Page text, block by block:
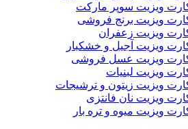
ویزیت سوپر مارکت
ویزیت برنج فروشی
ویزیت زعفران
ویزیت آجیل و خشکبار
ویزیت عسل فروشی
ویزیت لبنیات
ویزیت زیتون و ترشیجات
ویزیت نان فانتزی
ویزیت میوه و تره بار